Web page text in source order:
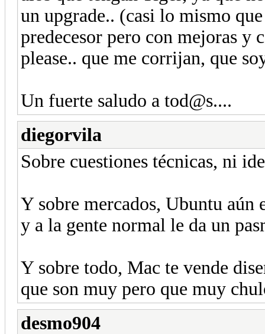
un upgrade.. (casi lo mismo
predecesor pero con mejoras y
please.. que me corrijan, que
Un fuerte saludo a tod@s....
diegorvila
Sobre cuestiones técnicas, ni
Y sobre mercados, Ubuntu aún
y a la gente normal le da un
Y sobre todo, Mac te vende
que son muy pero que muy
desmo904